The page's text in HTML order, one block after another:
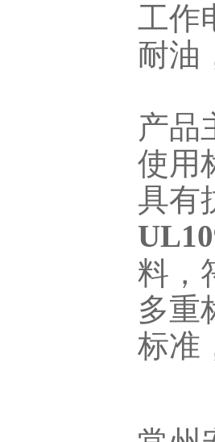
工作
耐油
产品
使用
具有
料，
多重
标准